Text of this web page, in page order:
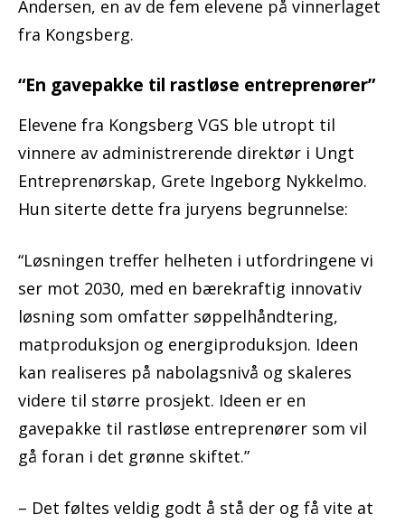
Andersen, en av de fem elevene på vinnerlaget
fra Kongsberg.
“En gavepakke til rastløse entreprenører”
Elevene fra Kongsberg VGS ble utropt til
vinnere av administrerende direktør i Ungt
Entreprenørskap, Grete Ingeborg Nykkelmo.
Hun siterte dette fra juryens begrunnelse:
“Løsningen treffer helheten i utfordringene vi
ser mot 2030, med en bærekraftig innovativ
løsning som omfatter søppelhåndtering,
matproduksjon og energiproduksjon. Ideen
kan realiseres på nabolagsnivå og skaleres
videre til større prosjekt. Ideen er en
gavepakke til rastløse entreprenører som vil
gå foran i det grønne skiftet.”
– Det føltes veldig godt å stå der og få vite at